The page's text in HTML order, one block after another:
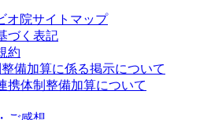
オ院サイトマップ
づく表記
約
備加算に係る掲示について
携体制整備加算について